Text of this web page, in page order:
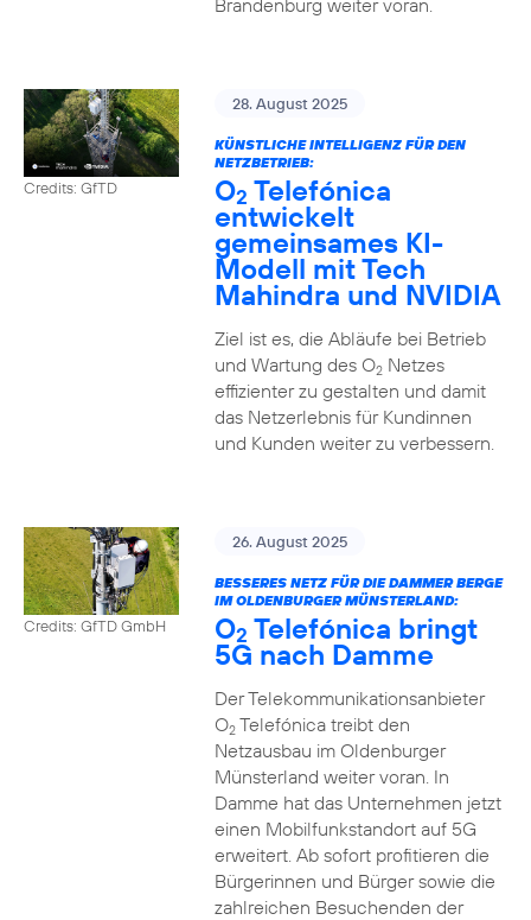
Brandenburg weiter voran.
Credits: GfTD
28. August 2025
KÜNSTLICHE INTELLIGENZ FÜR DEN
NETZBETRIEB:
O2 Telefónica
entwickelt
gemeinsames KI-
Modell mit Tech
Mahindra und NVIDIA
Ziel ist es, die Abläufe bei Betrieb
und Wartung des O2Netzes
effizienter zu gestalten und damit
das Netzerlebnis für Kundinnen
und Kunden weiter zu verbessern.
Credits: GfTD GmbH
26. August 2025
BESSERES NETZ FÜR DIE DAMMER BERGE
IM OLDENBURGER MÜNSTERLAND:
O2 Telefónica bringt
5G nach Damme
Der Telekommunikationsanbieter
O2Telefónica treibt den
Netzausbau im Oldenburger
Münsterland weiter voran. In
Damme hat das Unternehmen jetzt
einen Mobilfunkstandort auf 5G
erweitert. Ab sofort profitieren die
Bürgerinnen und Bürger sowie die
zahlreichen Besuchenden der